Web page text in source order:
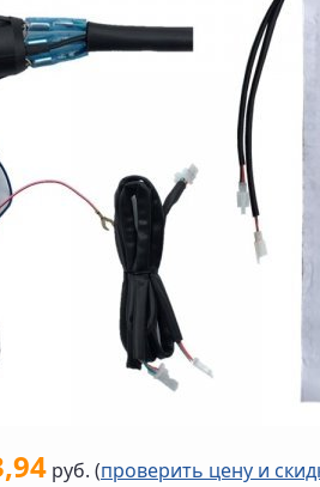
руб. (проверить цену и